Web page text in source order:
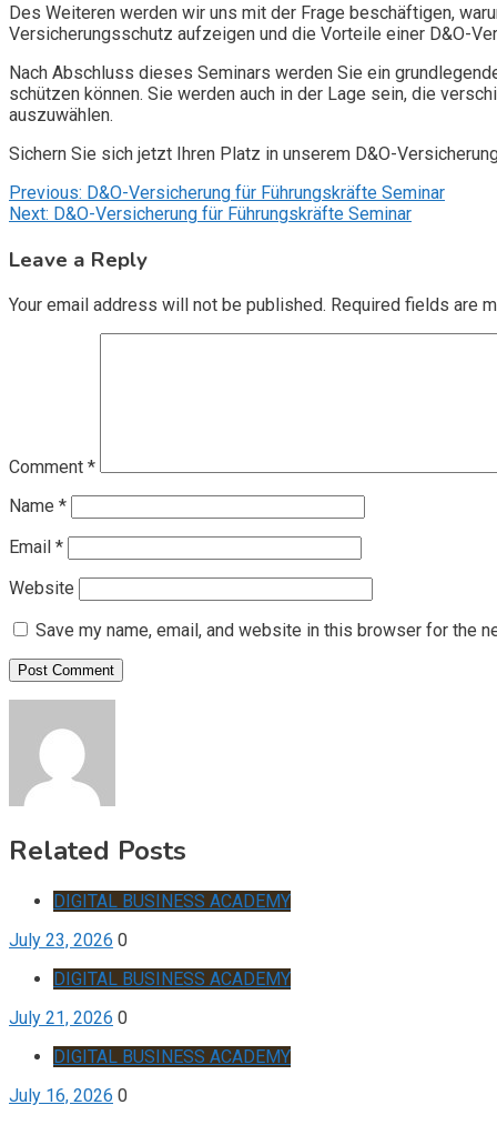
Des Weiteren werden wir uns mit der Frage beschäftigen,
Versicherungsschutz aufzeigen und die Vorteile einer D&O-
Nach Abschluss dieses Seminars werden Sie ein
schützen können. Sie werden auch in der Lage sein, die
auszuwählen.
Sichern Sie sich jetzt Ihren Platz in unserem D&O-
Post
navigation
Previous: D&O-Versicherung für Führungskräfte Seminar
Next: D&O-Versicherung für Führungskräfte Seminar
Leave a Reply
Your email address will not be published. Required fields are
Comment *
Name *
Email *
Website
Save my name, email, and website in this browser for the
Related Posts
DIGITAL BUSINESS ACADEMY
July 23, 2026 0
DIGITAL BUSINESS ACADEMY
July 21, 2026 0
DIGITAL BUSINESS ACADEMY
July 16, 2026 0